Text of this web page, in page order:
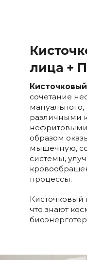
лица +
сочетание
мануального,
различными
образом
мышечную,
системы,
процессы.
Кисточковый
что знают